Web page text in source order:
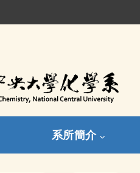
系所簡介